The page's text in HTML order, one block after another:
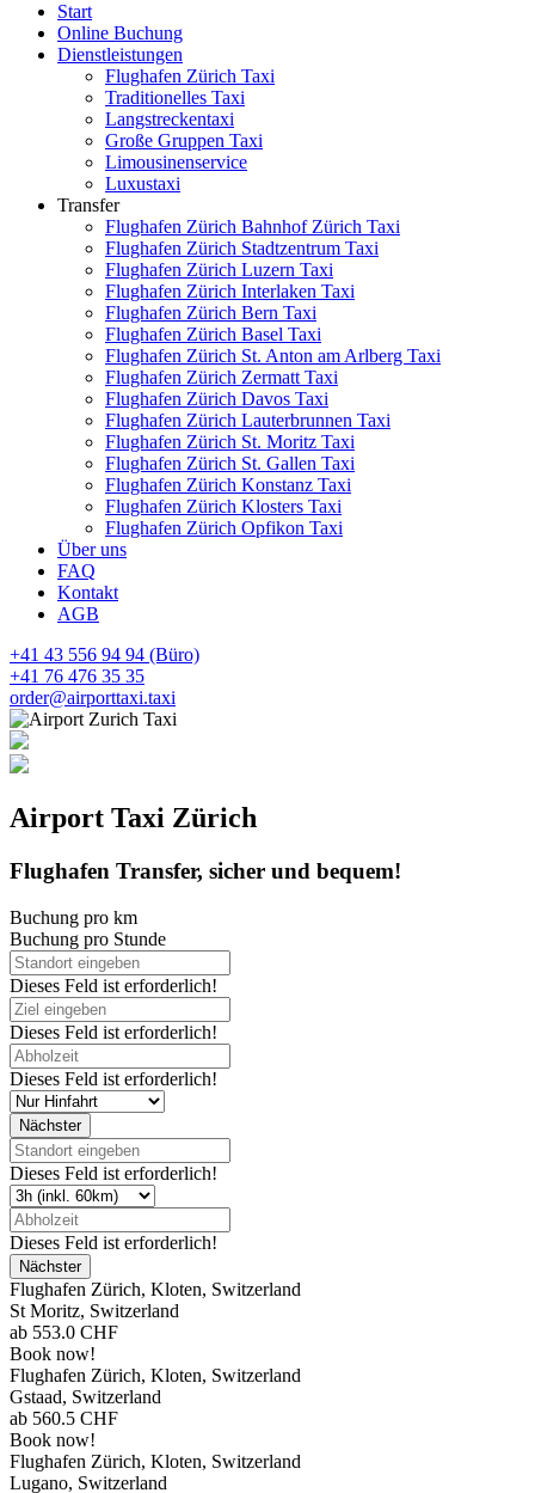
Start
Online Buchung
Dienstleistungen
Flughafen Zürich Taxi
Traditionelles Taxi
Langstreckentaxi
Große Gruppen Taxi
Limousinenservice
Luxustaxi
Transfer
Flughafen Zürich Bahnhof Zürich Taxi
Flughafen Zürich Stadtzentrum Taxi
Flughafen Zürich Luzern Taxi
Flughafen Zürich Interlaken Taxi
Flughafen Zürich Bern Taxi
Flughafen Zürich Basel Taxi
Flughafen Zürich St. Anton am Arlberg Taxi
Flughafen Zürich Zermatt Taxi
Flughafen Zürich Davos Taxi
Flughafen Zürich Lauterbrunnen Taxi
Flughafen Zürich St. Moritz Taxi
Flughafen Zürich St. Gallen Taxi
Flughafen Zürich Konstanz Taxi
Flughafen Zürich Klosters Taxi
Flughafen Zürich Opfikon Taxi
Über uns
FAQ
Kontakt
AGB
+41 43 556 94 94 (Büro)
+41 76 476 35 35
order@airporttaxi.taxi
Airport Taxi Zürich
Flughafen Transfer, sicher und bequem!
Buchung pro km
Buchung pro Stunde
Dieses Feld ist erforderlich!
Dieses Feld ist erforderlich!
Dieses Feld ist erforderlich!
Dieses Feld ist erforderlich!
Dieses Feld ist erforderlich!
Flughafen Zürich, Kloten, Switzerland
St Moritz, Switzerland
ab 553.0 CHF
Book now!
Flughafen Zürich, Kloten, Switzerland
Gstaad, Switzerland
ab 560.5 CHF
Book now!
Flughafen Zürich, Kloten, Switzerland
Lugano, Switzerland